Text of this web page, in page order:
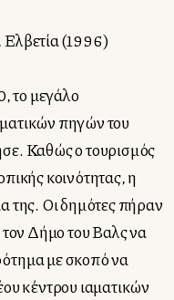
(1996)
το μεγάλο
πηγών του
Καθώς ο τουρισμός
κοινότητας, η
της. Οι δημότες πήραν
Δήμο του Βαλς να
με σκοπό να
κέντρου ιαματικών